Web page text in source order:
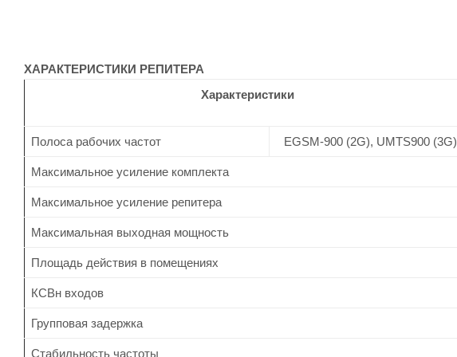
ХАРАКТЕРИСТИКИ РЕПИТЕРА
Характеристики
Полоса рабочих частот EGSM-900 (2G), UMTS900 (3G)
Максимальное усиление комплекта
Максимальное усиление репитера
Максимальная выходная мощность
Площадь действия в помещениях
КСВн входов
Групповая задержка
Стабильность частоты